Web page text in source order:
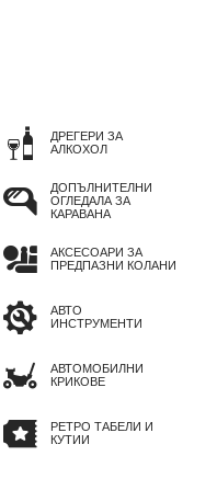
ДРЕГЕРИ ЗА
АЛКОХОЛ
ДОПЪЛНИТЕЛНИ
ОГЛЕДАЛА ЗА
КАРАВАНА
АКСЕСОАРИ ЗА
ПРЕДПАЗНИ КОЛАНИ
АВТО
ИНСТРУМЕНТИ
АВТОМОБИЛНИ
КРИКОВЕ
РЕТРО ТАБЕЛИ И
КУТИИ